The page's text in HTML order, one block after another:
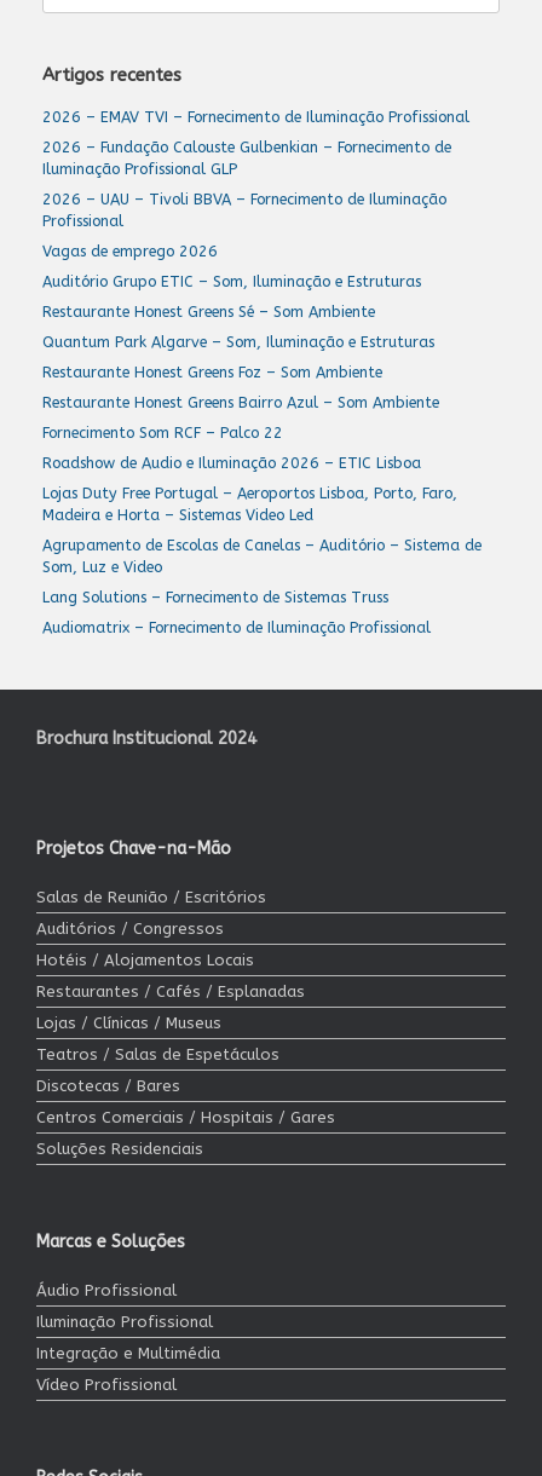
Artigos recentes
2026 – EMAV TVI – Fornecimento de Iluminação Profissional
2026 – Fundação Calouste Gulbenkian – Fornecimento de
Iluminação Profissional GLP
2026 – UAU – Tivoli BBVA – Fornecimento de Iluminação
Profissional
Vagas de emprego 2026
Auditório Grupo ETIC – Som, Iluminação e Estruturas
Restaurante Honest Greens Sé – Som Ambiente
Quantum Park Algarve – Som, Iluminação e Estruturas
Restaurante Honest Greens Foz – Som Ambiente
Restaurante Honest Greens Bairro Azul – Som Ambiente
Fornecimento Som RCF – Palco 22
Roadshow de Audio e Iluminação 2026 – ETIC Lisboa
Lojas Duty Free Portugal – Aeroportos Lisboa, Porto, Faro,
Madeira e Horta – Sistemas Video Led
Agrupamento de Escolas de Canelas – Auditório – Sistema de
Som, Luz e Video
Lang Solutions – Fornecimento de Sistemas Truss
Audiomatrix – Fornecimento de Iluminação Profissional
Brochura Institucional 2024
Projetos Chave-na-Mão
Salas de Reunião / Escritórios
Auditórios / Congressos
Hotéis / Alojamentos Locais
Restaurantes / Cafés / Esplanadas
Lojas / Clínicas / Museus
Teatros / Salas de Espetáculos
Discotecas / Bares
Centros Comerciais / Hospitais / Gares
Soluções Residenciais
Marcas e Soluções
Áudio Profissional
Iluminação Profissional
Integração e Multimédia
Vídeo Profissional